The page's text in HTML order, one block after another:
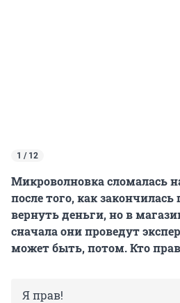
1 / 12
Микроволновка сломалась
после того, как
вернуть деньги, но в
сначала они проведут
может быть, потом. Кто
Я прав!